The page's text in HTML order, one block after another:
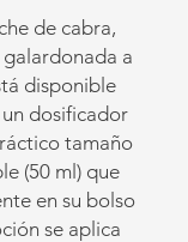
de cabra,
a
disponible
dosificador
tamaño
(50 ml) que
en su bolso
se aplica